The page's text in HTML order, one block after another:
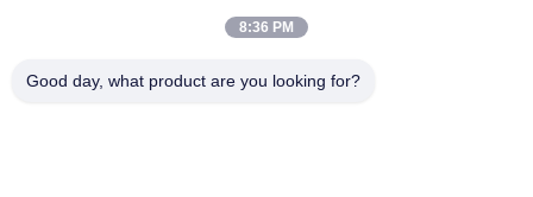
8:36 PM
Good day, what product are you looking for?